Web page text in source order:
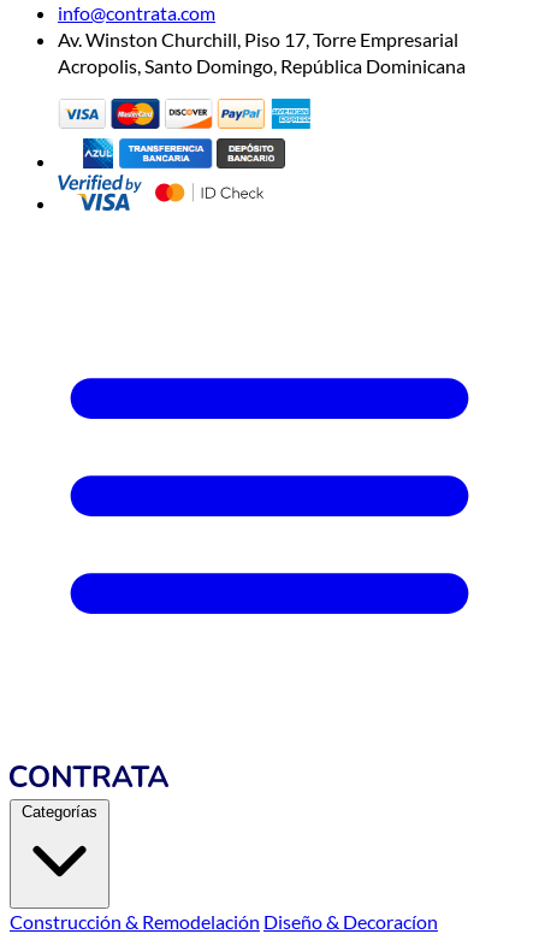
info@contrata.com
Av. Winston Churchill, Piso 17, Torre Empresarial
Acropolis, Santo Domingo, República Dominicana
Categorías
Construcción & Remodelación Diseño & Decoracíon